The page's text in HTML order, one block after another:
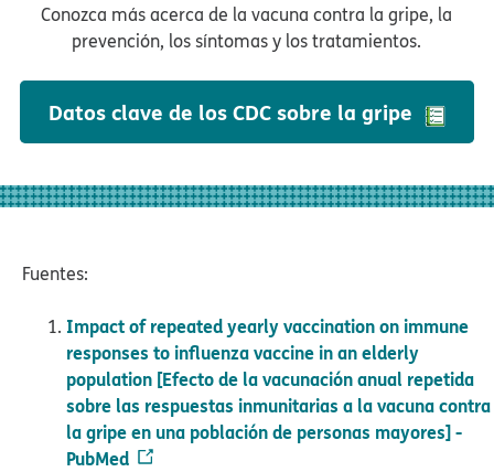
Conozca más acerca de la vacuna contra la gripe, la
prevención, los síntomas y los tratamientos.​​
Datos clave de los CDC sobre la gripe​​
Fuentes:
Impact of repeated yearly vaccination on immune
responses to influenza vaccine in an elderly
population [Efecto de la vacunación anual repetida
sobre las respuestas inmunitarias a la vacuna contra
la gripe en una población de personas mayores] -
PubMed​​